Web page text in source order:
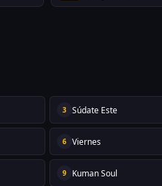
3 Súdate Este
6 Viernes
9 Kuman Soul